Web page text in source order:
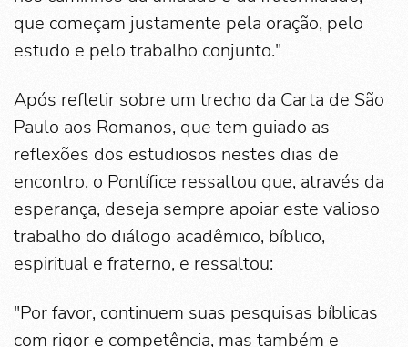
que começam justamente pela oração, pelo
estudo e pelo trabalho conjunto."
Após refletir sobre um trecho da Carta de São
Paulo aos Romanos, que tem guiado as
reflexões dos estudiosos nestes dias de
encontro, o Pontífice ressaltou que, através da
esperança, deseja sempre apoiar este valioso
trabalho do diálogo acadêmico, bíblico,
espiritual e fraterno, e ressaltou:
"Por favor, continuem suas pesquisas bíblicas
com rigor e competência, mas também e